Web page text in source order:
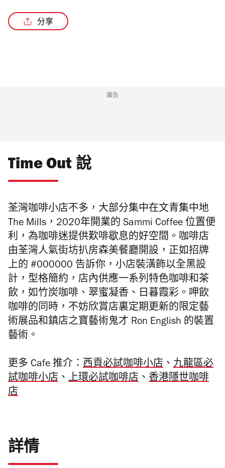
分享
廣告
Time Out 說
荃灣咖啡小店不多，大部分集中在文青集中地
The Mills，2020年開業的 Sammi Coffee 位置便
利，為咖啡迷提供歎啡歇息的好空間。咖啡店
由荃灣人氣街坊扒房森美餐廳開設，正如招牌
上的 #000000 告訴你， 小店裝潢飾以全黑設
計，型格簡約，店內供應一系列特色咖啡和茶
飲，如竹炭咖啡、翠蜜凝香、日暮霞彩。呷飲
咖啡的同時，不妨欣賞店裏定期更新的限定藝
術展品和鎮店之寶藝術鬼才 Ron English 的裝置
藝術。
更多 Cafe 推介： 西貢必試咖啡小店 、 九龍區必
試咖啡小店 、 上環必試咖啡店 、 香港隱世咖啡
店
詳情